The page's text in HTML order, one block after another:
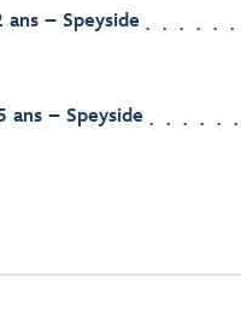
ans – Speyside
ans – Speyside